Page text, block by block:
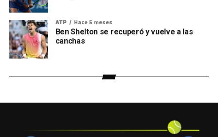
ATP Hace 5 meses
Ben Shelton se recuperó y vuelve a las
canchas